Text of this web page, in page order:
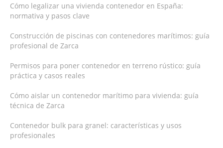
Cómo legalizar una vivienda contenedor en España:
normativa y pasos clave
Construcción de piscinas con contenedores marítimos: guía
profesional de Zarca
Permisos para poner contenedor en terreno rústico: guía
práctica y casos reales
Cómo aislar un contenedor marítimo para vivienda: guía
técnica de Zarca
Contenedor bulk para granel: características y usos
profesionales